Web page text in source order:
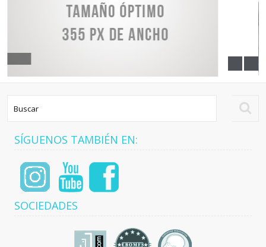
SÍGUENOS TAMBIÉN EN:
SOCIEDADES